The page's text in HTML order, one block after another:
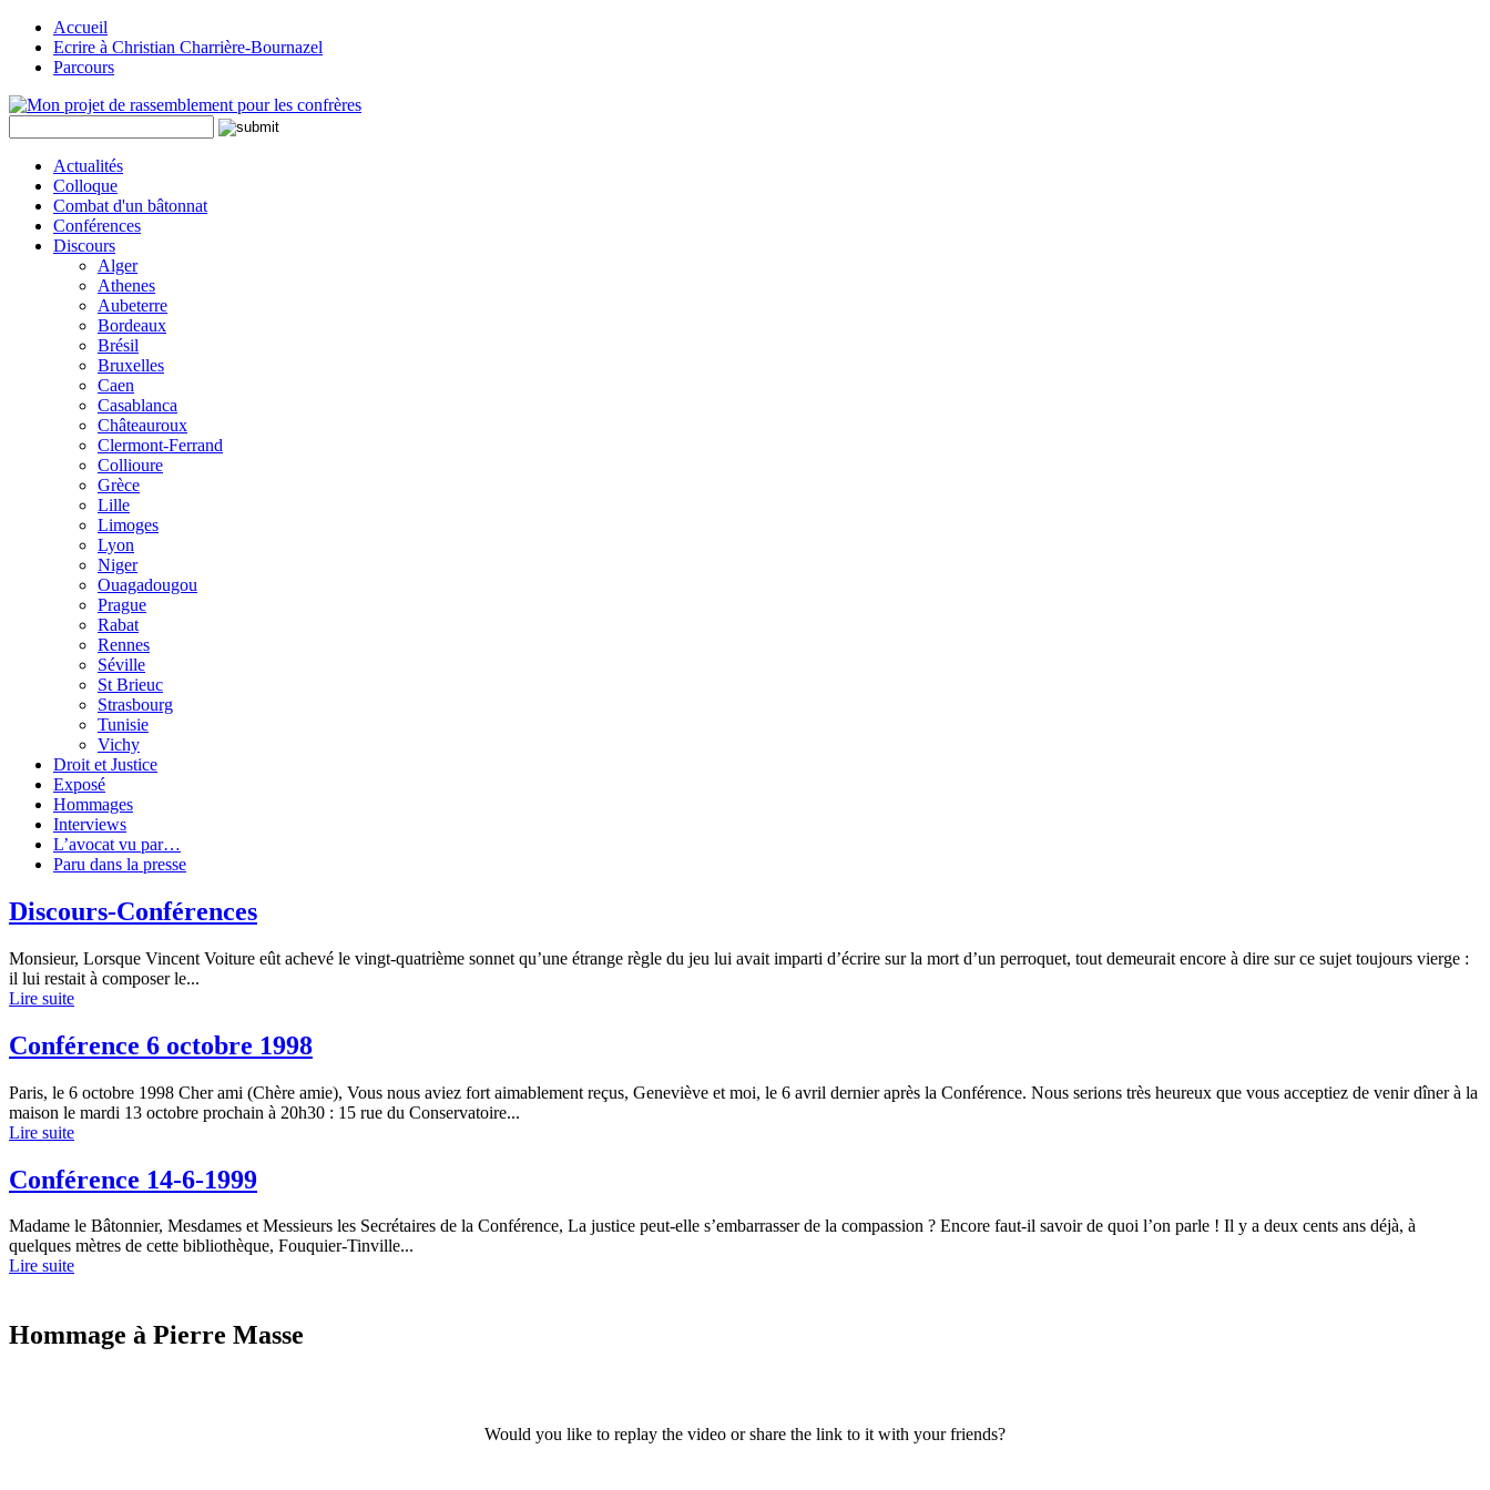
Accueil
Ecrire à Christian Charrière-Bournazel
Parcours
Actualités
Colloque
Combat d'un bâtonnat
Conférences
Discours
Alger
Athenes
Aubeterre
Bordeaux
Brésil
Bruxelles
Caen
Casablanca
Châteauroux
Clermont-Ferrand
Collioure
Grèce
Lille
Limoges
Lyon
Niger
Ouagadougou
Prague
Rabat
Rennes
Séville
St Brieuc
Strasbourg
Tunisie
Vichy
Droit et Justice
Exposé
Hommages
Interviews
L’avocat vu par…
Paru dans la presse
Discours-Conférences
Monsieur, Lorsque Vincent Voiture eût achevé le vingt-quatrième sonnet qu’une étrange règle du jeu lui avait imparti d’écrire sur la mort d’un perroquet, tout demeurait encore à dire sur ce sujet toujours vierge :
il lui restait à composer le...
Lire suite
Conférence 6 octobre 1998
Paris, le 6 octobre 1998 Cher ami (Chère amie), Vous nous aviez fort aimablement reçus, Geneviève et moi, le 6 avril dernier après la Conférence. Nous serions très heureux que vous acceptiez de venir dîner à la
maison le mardi 13 octobre prochain à 20h30 : 15 rue du Conservatoire...
Lire suite
Conférence 14-6-1999
Madame le Bâtonnier, Mesdames et Messieurs les Secrétaires de la Conférence, La justice peut-elle s’embarrasser de la compassion ? Encore faut-il savoir de quoi l’on parle ! Il y a deux cents ans déjà, à
quelques mètres de cette bibliothèque, Fouquier-Tinville...
Lire suite
Hommage à Pierre Masse
Would you like to replay the video or share the link to it with your friends?